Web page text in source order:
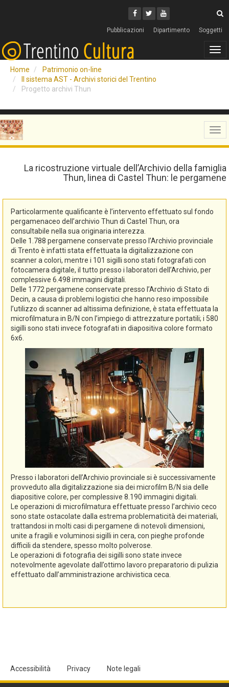
Facebook
Twitter
Youtube
Pubblicazioni Dipartimento Soggetti
Home
Patrimonio on-line
Il sistema AST - Archivi storici del Trentino
Progetto archivi Thun
La ricostruzione virtuale dell’Archivio della famiglia
Thun, linea di Castel Thun: le pergamene
Particolarmente qualificante è l’intervento effettuato sul fondo
pergamenaceo dell’archivio Thun di Castel Thun, ora
consultabile nella sua originaria interezza.
Delle 1.788 pergamene conservate presso l’Archivio provinciale
di Trento è infatti stata effettuata la digitalizzazione con
scanner a colori, mentre i 101 sigilli sono stati fotografati con
fotocamera digitale, il tutto presso i laboratori dell’Archivio, per
complessive 6.498 immagini digitali.
Delle 1772 pergamene conservate presso l’Archivio di Stato di
Decin, a causa di problemi logistici che hanno reso impossibile
l’utilizzo di scanner ad altissima definizione, è stata effettuata la
microfilmatura in B/N con l’impiego di attrezzature portatili; i 580
sigilli sono stati invece fotografati in diapositiva colore formato
6x6.
Presso i laboratori dell’Archivio provinciale si è successivamente
provveduto alla digitalizzazione sia dei microfilm B/N sia delle
diapositive colore, per complessive 8.190 immagini digitali.
Le operazioni di microfilmatura effettuate presso l’archivio ceco
sono state ostacolate dalla estrema problematicità dei materiali,
trattandosi in molti casi di pergamene di notevoli dimensioni,
unite a fragili e voluminosi sigilli in cera, con pieghe profonde
difficili da stendere, spesso molto polverose.
Le operazioni di fotografia dei sigilli sono state invece
notevolmente agevolate dall’ottimo lavoro preparatorio di pulizia
effettuato dall’amministrazione archivistica ceca.
Accessibilità Privacy Note legali